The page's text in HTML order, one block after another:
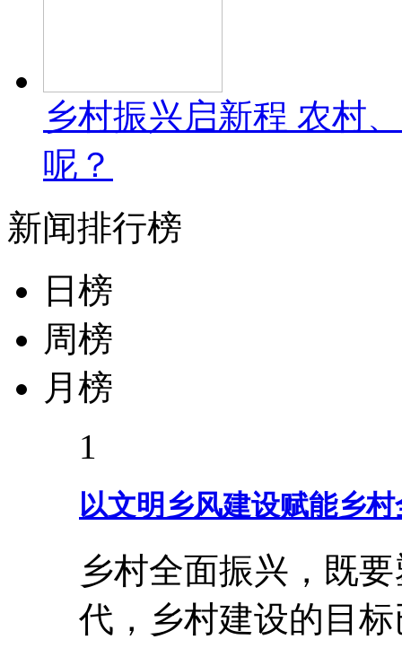
乡村振兴启新程 农村
呢？
新闻排行榜
日榜
周榜
月榜
1
以文明乡风建设赋能乡
乡村全面振兴，既
代，乡村建设的目